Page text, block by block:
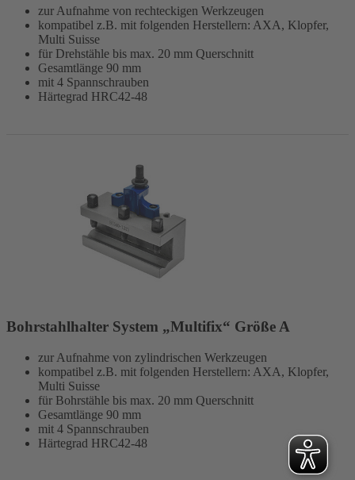
zur Aufnahme von rechteckigen Werkzeugen
kompatibel z.B. mit folgenden Herstellern: AXA, Klopfer,
Multi Suisse
für Drehstähle bis max. 20 mm Querschnitt
Gesamtlänge 90 mm
mit 4 Spannschrauben
Härtegrad HRC42-48
Bohrstahlhalter System „Multifix“ Größe A
zur Aufnahme von zylindrischen Werkzeugen
kompatibel z.B. mit folgenden Herstellern: AXA, Klopfer,
Multi Suisse
für Bohrstähle bis max. 20 mm Querschnitt
Gesamtlänge 90 mm
mit 4 Spannschrauben
Härtegrad HRC42-48